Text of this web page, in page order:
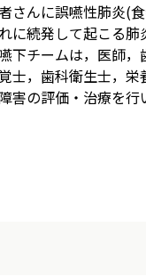
さんに誤嚥性肺炎(
に続発して起こる肺
下チームは，医師
士，歯科衛生士，
害の評価・治療を行